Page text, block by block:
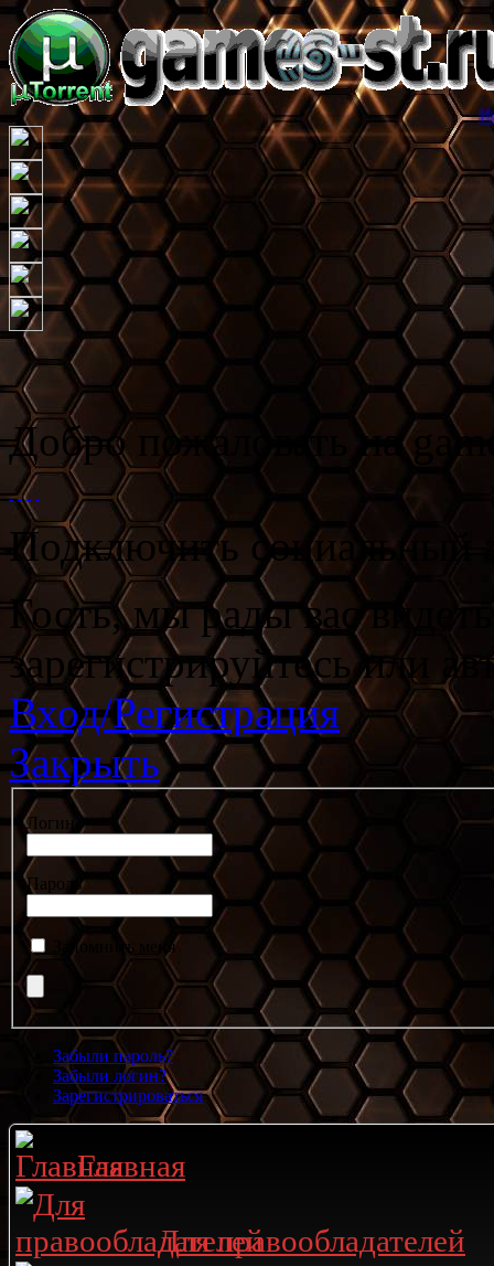
Игровой
Добро пожаловать на
Подключить социальный
Гость, мы рады вас
зарегистрируйтесь или
Вход/Регистрация
Закрыть
Логин
Пароль
Запомнить меня
Забыли пароль?
Забыли логин?
Зарегистрироваться
Главная
Для правообладателей